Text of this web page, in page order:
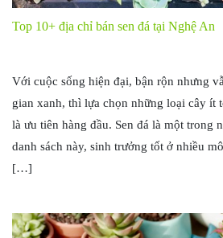
Top 10+ địa chỉ bán sen đá tại Nghệ An
Với cuộc sống hiện đại, bận rộn nhưng
gian xanh, thì lựa chọn những loại cây ít
là ưu tiên hàng đầu. Sen đá là một trong
danh sách này, sinh trưởng tốt ở nhiều
[…]